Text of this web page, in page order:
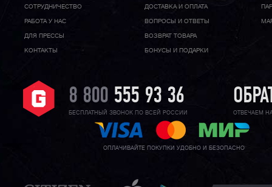
CОТРУДНИЧЕСТВО
РАБОТА У НАС
ДЛЯ ПРЕССЫ
КОНТАКТЫ
ДОСТАВКА И ОПЛАТА
ВОПРОСЫ И ОТВЕТЫ
ВОЗВРАТ ТОВАРА
БОНУСЫ И ПОДАРКИ
8 800 555 93 36
БЕСПЛАТНЫЙ ЗВОНОК ПО ВСЕЙ РОССИИ ОТВЕЧАЕМ
ОПЛАЧИВАЙТЕ ПОКУПКИ УДОБНО И БЕЗОПАСНО